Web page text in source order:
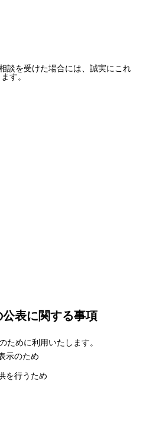
談を受けた場合には、誠実にこれ
す。
表に関する事項
ために利用いたします。
示のため
を行うため